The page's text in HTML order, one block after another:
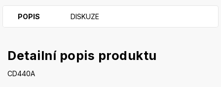
POPIS DISKUZE
Detailní popis produktu
CD440A